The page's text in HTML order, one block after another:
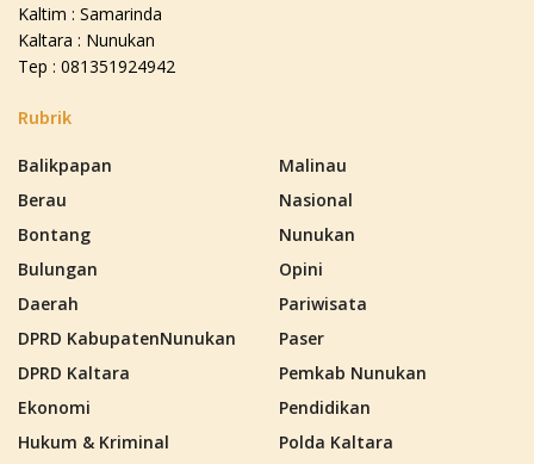
Kaltim : Samarinda
Kaltara : Nunukan
Tep : 081351924942
Rubrik
Balikpapan
Berau
Bontang
Bulungan
Daerah
DPRD KabupatenNunukan
DPRD Kaltara
Ekonomi
Hukum & Kriminal
Malinau
Nasional
Nunukan
Opini
Pariwisata
Paser
Pemkab Nunukan
Pendidikan
Polda Kaltara